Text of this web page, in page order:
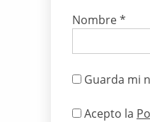
Nombre*
Guarda mi
Acepto la